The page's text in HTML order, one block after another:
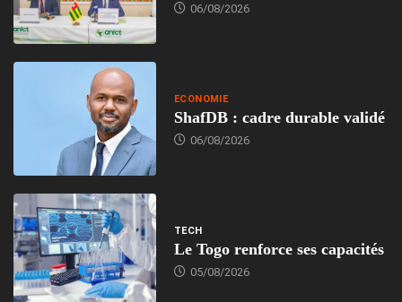
06/08/2026
ECONOMIE
ShafDB : cadre durable validé
06/08/2026
TECH
Le Togo renforce ses capacités
05/08/2026